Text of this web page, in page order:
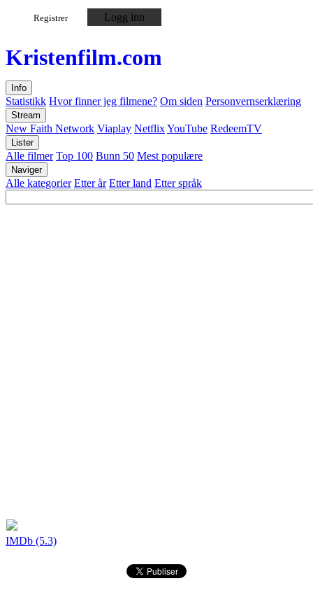
Registrer Logg inn
Kristenfilm.com
Info
Statistikk Hvor finner jeg filmene? Om siden Personvernserklæring
Stream
New Faith Network Viaplay NetflixYouTube RedeemTV
Lister
Alle filmer Top 100 Bunn 50 Mest populære
Naviger
Alle kategorier Etter år Etter land Etter språk
IMDb (5.3)